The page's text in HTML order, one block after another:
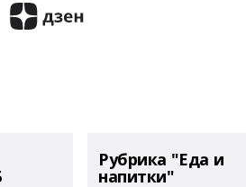
Рубрика "Еда и
напитки"